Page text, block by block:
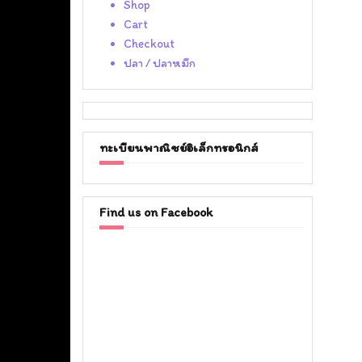
Shop
Cart
Checkout
ปลา / ปลาหมึก
ทะเบียนพาณิชย์อิเล็กทรอนิกส์
Find us on Facebook